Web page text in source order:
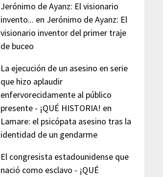
Jerónimo de Ayanz: El visionario
invento... en Jerónimo de Ayanz: El
visionario inventor del primer traje
de buceo
La ejecución de un asesino en serie
que hizo aplaudir
enfervorecidamente al público
presente - ¡QUÉ HISTORIA! en
Lamare: el psicópata asesino tras la
identidad de un gendarme
El congresista estadounidense que
nació como esclavo - ¡QUÉ